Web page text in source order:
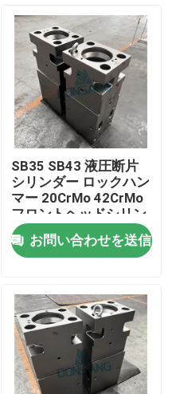
SB35 SB43 液圧断片
シリンダー ロックハン
マー 20CrMo 42CrMo
フロントヘッドシリン
ダー DS13C
お問い合わせを送信